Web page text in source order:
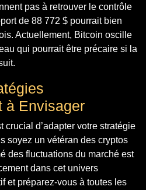
pas à retrouver le contrôle
de 88 772 $ pourrait bien
Actuellement, Bitcoin oscille
qui pourrait être précaire si la
à Envisager
crucial d’adapter votre stratégie
soyez un vétéran des cryptos
des fluctuations du marché est
dans cet univers
et préparez-vous à toutes les